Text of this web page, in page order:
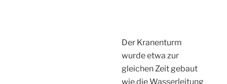
Der Kranenturm
wurde etwa zur
gleichen Zeit gebaut
wie die Wasserleitung